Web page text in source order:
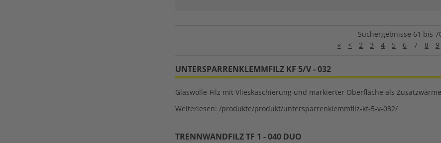
Suchergebnisse 61 bis
«
< 2 3 4 5 6 7 8 9
UNTERSPARRENKLEMMFILZ KF 5/V - 032
Glaswolle-Filz mit Vlieskaschierung und markierter Oberfläche als
Weiterlesen: /produkte/produkt/untersparrenklemmfilz-kf-5-v-032/
TRENNWANDFILZ TF 1 - 040 DUO